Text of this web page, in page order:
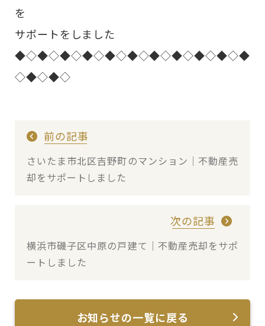
を
サポートをしました
◆◇◆◇◆◇◆◇◆◇◆◇◆◇◆◇◆◇◆◇◆
◇◆◇◆◇
前の記事
さいたま市北区吉野町のマンション｜不動産売
却をサポートしました
次の記事
横浜市磯子区中原の戸建て｜不動産売却をサポ
ートしました
お知らせの一覧に戻る